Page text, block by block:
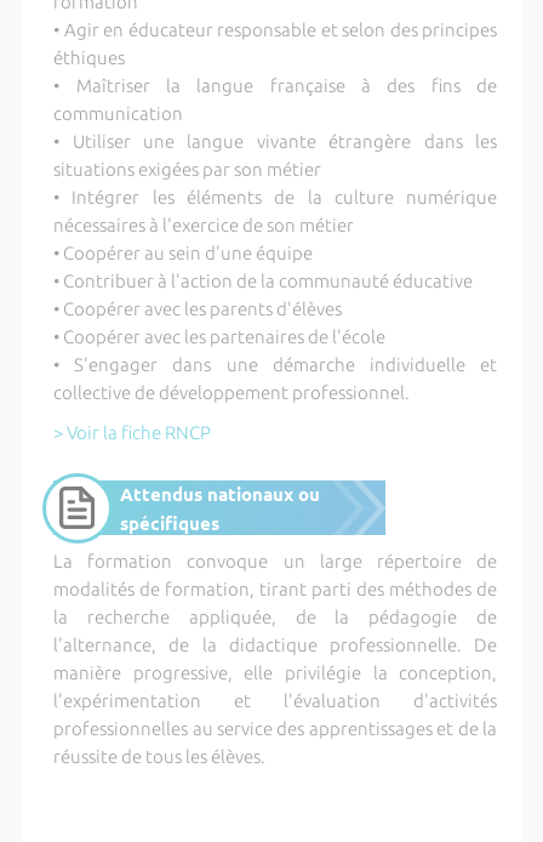
• Agir en éducateur responsable et selon des principes
éthiques
• Maîtriser la langue française à des fins de
communication
• Utiliser une langue vivante étrangère dans les
situations exigées par son métier
• Intégrer les éléments de la culture numérique
nécessaires à l'exercice de son métier
• Coopérer au sein d'une équipe
• Contribuer à l'action de la communauté éducative
• Coopérer avec les parents d'élèves
• Coopérer avec les partenaires de l'école
• S'engager dans une démarche individuelle et
collective de développement professionnel.
> Voir la fiche RNCP
Attendus nationaux ou
spécifiques
La formation convoque un large répertoire de
modalités de formation, tirant parti des méthodes de
la recherche appliquée, de la pédagogie de
l'alternance, de la didactique professionnelle. De
manière progressive, elle privilégie la conception,
l'expérimentation et l'évaluation d'activités
professionnelles au service des apprentissages et de la
réussite de tous les élèves.